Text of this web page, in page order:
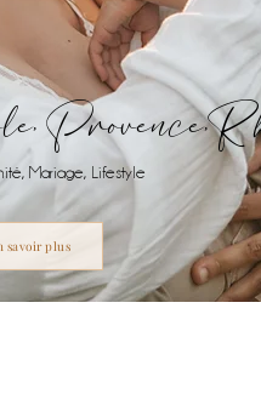
savoir plus
Mariage, Lifestyle